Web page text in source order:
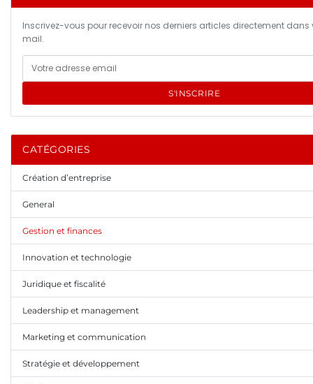
Inscrivez-vous pour recevoir nos derniers articles directement dans
mail.
S'INSCRIRE
CATÉGORIES
Création d’entreprise
General
Gestion et finances
Innovation et technologie
Juridique et fiscalité
Leadership et management
Marketing et communication
Stratégie et développement